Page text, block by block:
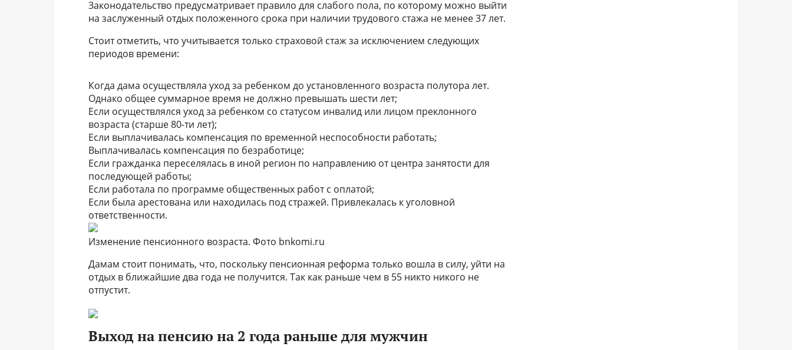
Законодательство предусматривает правило для слабого пола, по которому можно выйти
на заслуженный отдых положенного срока при наличии трудового стажа не менее 37 лет.
Стоит отметить, что учитывается только страховой стаж за исключением следующих
периодов времени:
Когда дама осуществляла уход за ребенком до установленного возраста полутора лет.
Однако общее суммарное время не должно превышать шести лет;
Если осуществлялся уход за ребенком со статусом инвалид или лицом преклонного
возраста (старше 80-ти лет);
Если выплачивалась компенсация по временной неспособности работать;
Выплачивалась компенсация по безработице;
Если гражданка переселялась в иной регион по направлению от центра занятости для
последующей работы;
Если работала по программе общественных работ с оплатой;
Если была арестована или находилась под стражей. Привлекалась к уголовной
ответственности.
Изменение пенсионного возраста. Фото bnkomi.ru
Дамам стоит понимать, что, поскольку пенсионная реформа только вошла в силу, уйти на
отдых в ближайшие два года не получится. Так как раньше чем в 55 никто никого не
отпустит.
Выход на пенсию на 2 года раньше для мужчин